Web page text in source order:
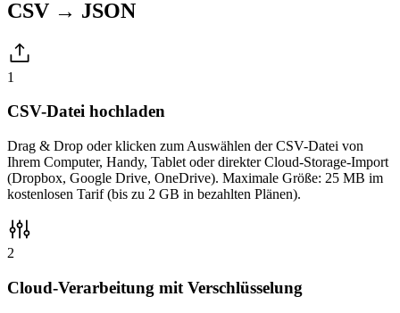
CSV → JSON
1
CSV-Datei hochladen
Drag & Drop oder klicken zum Auswählen der CSV-Datei von
Ihrem Computer, Handy, Tablet oder direkter Cloud-Storage-Import
(Dropbox, Google Drive, OneDrive). Maximale Größe: 25 MB im
kostenlosen Tarif (bis zu 2 GB in bezahlten Plänen).
2
Cloud-Verarbeitung mit Verschlüsselung